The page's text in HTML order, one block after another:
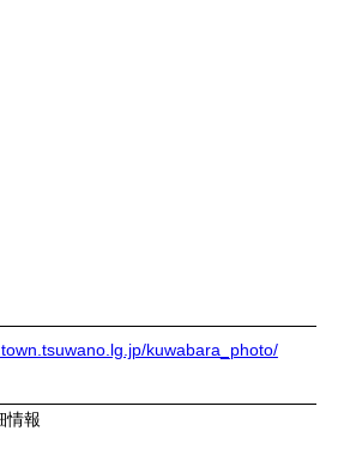
kuwabara_photo/
情報